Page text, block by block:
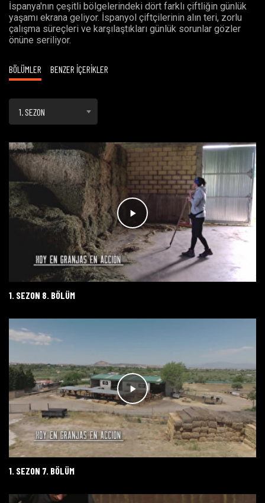
İspanya'nın çeşitli bölgelerindeki dört farklı çiftliğin günlük
yaşamı ekrana geliyor. İspanyol çiftçilerinin alın teri, zorlu
çalışma süreçleri ve karşılaştıkları günlük sorunlar gözler
önüne seriliyor.
BÖLÜMLER BENZER İÇERİKLER
1. SEZON
1. SEZON 8. BÖLÜM
1. SEZON 7. BÖLÜM